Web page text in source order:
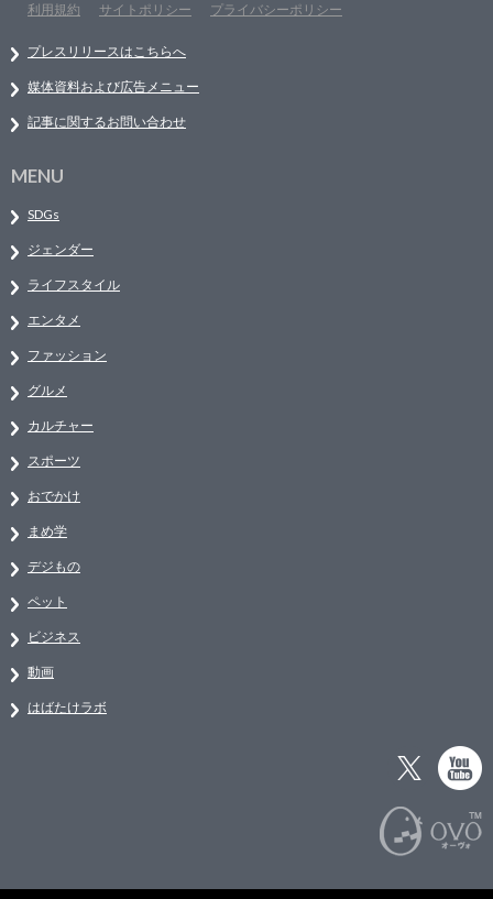
利用規約
サイトポリシー プライバシーポリシー
プレスリリースはこちらへ
媒体資料および広告メニュー
記事に関するお問い合わせ
MENU
SDGs
ジェンダー
ライフスタイル
エンタメ
ファッション
グルメ
カルチャー
スポーツ
おでかけ
まめ学
デジもの
ペット
ビジネス
動画
はばたけラボ